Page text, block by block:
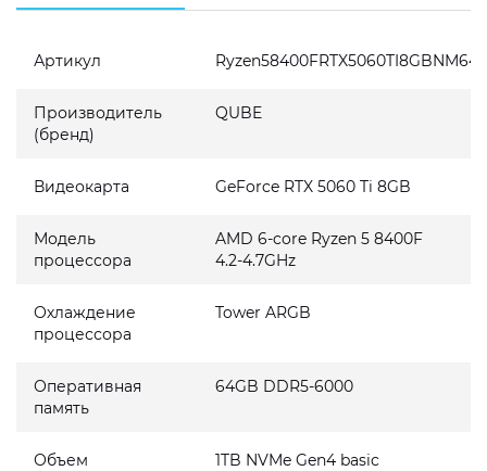
Артикул
Производитель
(бренд)
QUBE
Видеокарта GeForce RTX 5060 Ti 8GB
Модель
процессора
AMD 6-core Ryzen 5 8400F
4.2-4.7GHz
Охлаждение
процессора
Tower ARGB
Оперативная
память
64GB DDR5-6000
Объем
1TB NVMe Gen4 basic